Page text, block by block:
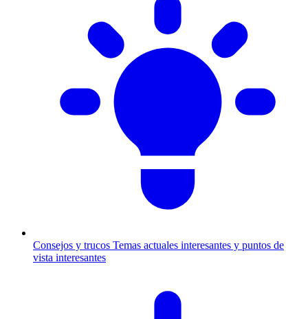
Consejos y trucos Temas actuales interesantes y puntos de
vista interesantes